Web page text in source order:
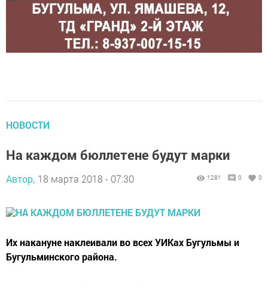
НОВОСТИ
На каждом бюллетене будут марки
Автор, 18 марта 2018 - 07:30 1281 0 0
Их накануне наклеивали во всех УИКах Бугульмы и
Бугульминского района.